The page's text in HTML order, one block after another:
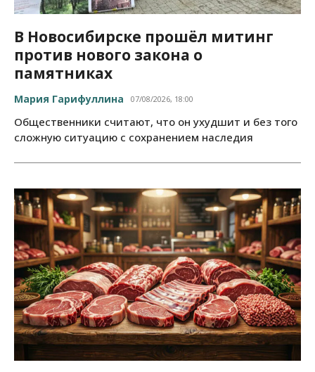
В Новосибирске прошёл митинг
против нового закона о
памятниках
Мария Гарифуллина 07/08/2026, 18:00
Общественники считают, что он ухудшит и без того
сложную ситуацию с сохранением наследия